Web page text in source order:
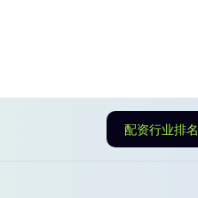
配资行业排名